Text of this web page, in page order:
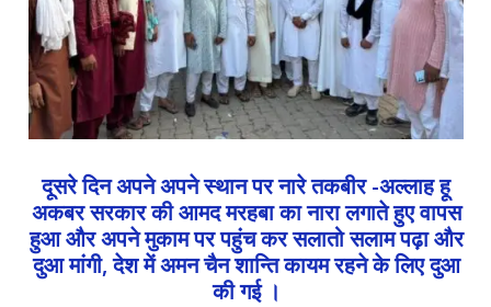
दूसरे दिन अपने अपने स्थान पर नारे तकबीर -अल्लाह हू
अकबर सरकार की आमद मरहबा का नारा लगाते हुए वापस
हुआ और अपने मुकाम पर पहुंच कर सलातो सलाम पढ़ा और
दुआ मांगी, देश में अमन चैन शान्ति कायम रहने के लिए दुआ
की गई ।